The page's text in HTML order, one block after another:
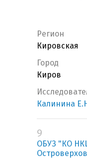
Регион
Кировская
Город
Киров
Калинина Е.Н
9
ОБУЗ "КО